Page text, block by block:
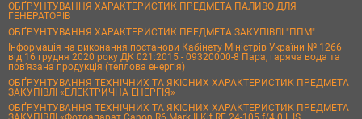
ОБҐРУНТУВАННЯ ХАРАКТЕРИСТИК ПРЕДМЕТА ПАЛИВО ДЛЯ
ГЕНЕРАТОРІВ
ОБҐРУНТУВАННЯ ХАРАКТЕРИСТИК ПРЕДМЕТА ЗАКУПІВЛІ "ППМ"
Інформація на виконання постанови Кабінету Міністрів України № 1266
від 16 грудня 2020 року ДК 021:2015 - 09320000-8 Пара, гаряча вода та
пов’язана продукція (теплова енергія)
ОБҐРУНТУВАННЯ ТЕХНІЧНИХ ТА ЯКІСНИХ ХАРАКТЕРИСТИК ПРЕДМЕТА
ЗАКУПІВЛІ «ЕЛЕКТРИЧНА ЕНЕРГІЯ»
ОБҐРУНТУВАННЯ ТЕХНІЧНИХ ТА ЯКІСНИХ ХАРАКТЕРИСТИК ПРЕДМЕТА